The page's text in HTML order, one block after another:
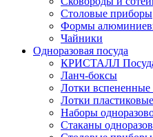
Столовые приборы
Формы
Чайники
Одноразовая посуда
КРИСТАЛЛ Посуда
Ланч-боксы
Лотки
Лотки
Наборы
Стаканы